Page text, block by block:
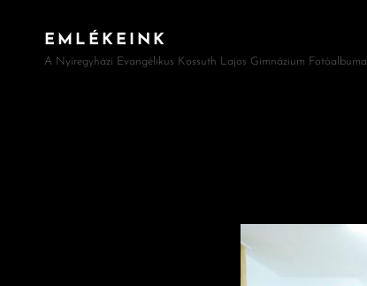
EMLÉKEINK
A Nyíregyházi Evangélikus Kossuth Lajos Gimnázium Fotóalbuma